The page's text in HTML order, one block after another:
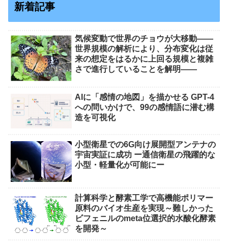
新着記事
気候変動で世界のチョウが大移動――
世界規模の解析により、分布変化は従
来の想定をはるかに上回る規模と複雑
さで進行していることを解明――
AIに「感情の地図」を描かせる GPT-4
への問いかけで、99の感情語に潜む構
造を可視化
小型衛星での6G向け展開型アンテナの
宇宙実証に成功 ー通信衛星の飛躍的な
小型・軽量化が可能にー
計算科学と酵素工学で高機能ポリマー
原料のバイオ生産を実現～難しかった
ビフェニルのmeta位選択的水酸化酵素
を開発～